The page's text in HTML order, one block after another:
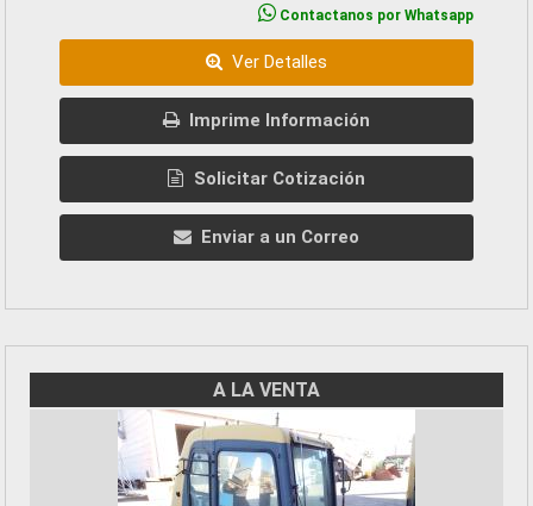
Contactanos por Whatsapp
Ver Detalles
Imprime Información
Solicitar Cotización
Enviar a un Correo
A LA VENTA